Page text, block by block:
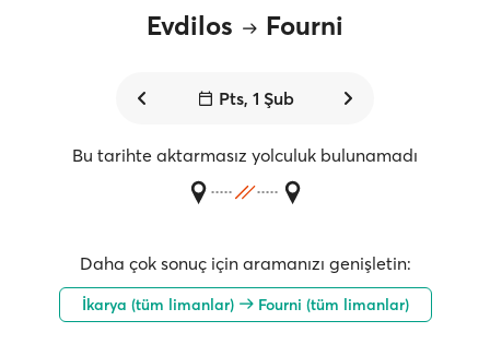
Evdilos Fourni
Pts, 1 Şub
Bu tarihte aktarmasız yolculuk bulunamadı
Daha çok sonuç için aramanızı genişletin:
İkarya (tüm limanlar) Fourni (tüm limanlar)